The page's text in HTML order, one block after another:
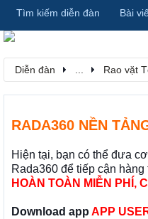
Diễn đàn Rao vặt
RADA360 NỀN
Hiện tại, bạn có thể đưa
Rada360 để tiếp cận hàng
HOÀN TOÀN MIỄN PHÍ,
Download app APP
Tìm kiếm diễn đàn Bài